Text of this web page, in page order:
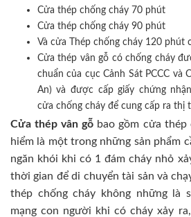
Cửa thép chống cháy 70 phút
Cửa thép chống cháy 90 phút
Và cửa Thép chống cháy 120 phút
Cửa thép vân gỗ có chống cháy
chuẩn của cục Cảnh Sát PCCC và
An) và được cấp giấy chứng
cửa chống cháy để cung cấp ra thị
Cửa thép vân gỗ bao gồm cửa
hiểm là một trong những sản phẩm
ngăn khói khi có 1 đám cháy nhỏ
thời gian để di chuyển tài sản và
thép chống cháy không những là
mạng con người khi có cháy xảy